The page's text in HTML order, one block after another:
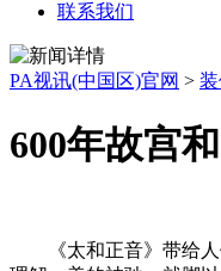
联系我们
PA视讯(中国区)官网 >
600年故宫
《太和正音》带给人